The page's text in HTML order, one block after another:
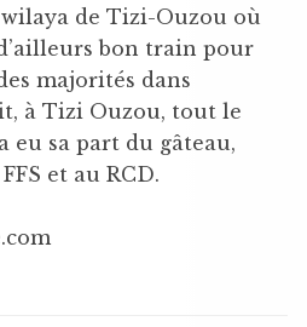
de Tizi-Ouzou où
bon train pour
majorités dans
à Tizi Ouzou, tout le
eu sa part du gâteau,
et au RCD.